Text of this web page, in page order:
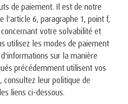
de paiement. Il est de notre
l'article 6, paragraphe 1, point f,
concernant votre solvabilité et
utilisez les modes de paiement
sur la manière
précédemment utilisent vos
consultez leur politique de
les liens ci-dessous.